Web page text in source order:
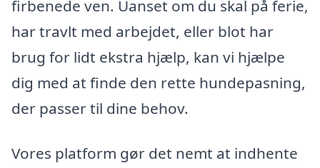
firbenede ven. Uanset om du skal på ferie,
har travlt med arbejdet, eller blot har
brug for lidt ekstra hjælp, kan vi hjælpe
dig med at finde den rette hundepasning,
der passer til dine behov.
Vores platform gør det nemt at indhente